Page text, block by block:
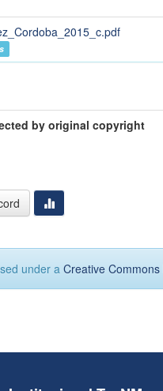
by original copyright
under a Creative